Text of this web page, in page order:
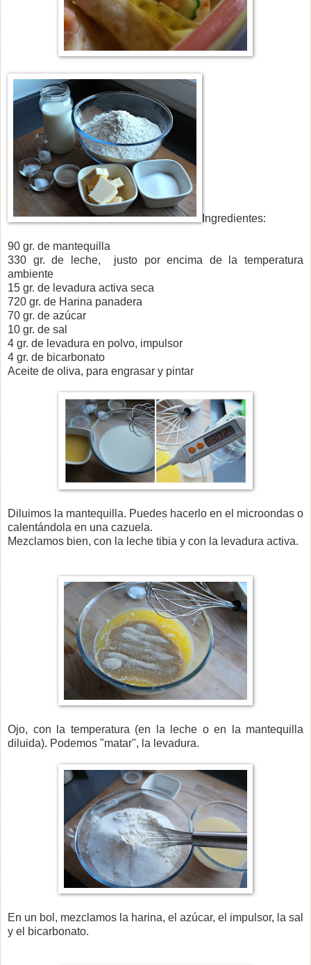
Ingredientes:
90 gr. de mantequilla
330 gr. de leche, justo por encima de la temperatura
ambiente
15 gr. de levadura activa seca
720 gr. de Harina panadera
70 gr. de azúcar
10 gr. de sal
4 gr. de levadura en polvo, impulsor
4 gr. de bicarbonato
Aceite de oliva, para engrasar y pintar
Diluimos la mantequilla. Puedes hacerlo en el microondas o
calentándola en una cazuela.
Mezclamos bien, con la leche tibia y con la levadura activa.
Ojo, con la temperatura (en la leche o en la mantequilla
diluida). Podemos "matar", la levadura.
En un bol, mezclamos la harina, el azúcar, el impulsor, la sal
y el bicarbonato.